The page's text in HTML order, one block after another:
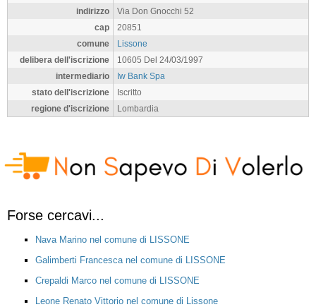
indirizzo
Via Don Gnocchi 52
cap
20851
comune
Lissone
delibera dell'iscrizione
10605 Del 24/03/1997
intermediario
Iw Bank Spa
stato dell'iscrizione
Iscritto
regione d'iscrizione
Lombardia
Forse cercavi...
Nava Marino nel comune di LISSONE
Galimberti Francesca nel comune di LISSONE
Crepaldi Marco nel comune di LISSONE
Leone Renato Vittorio nel comune di Lissone